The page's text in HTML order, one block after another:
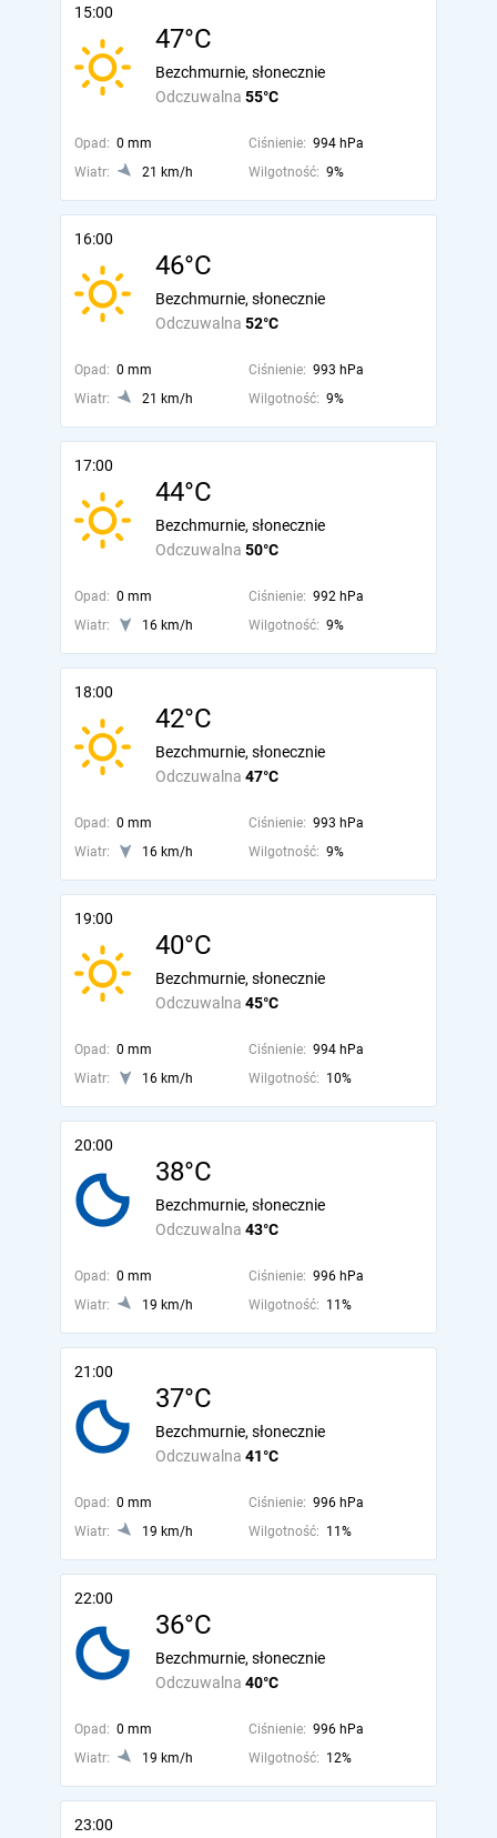
15:00
47°C
Odczuwalna 55°C
Bezchmurnie, słonecznie
Opad: 0 mm Ciśnienie: 994 hPa
Wiatr:
21 km/h Wilgotność: 9%
16:00
46°C
Odczuwalna 52°C
Bezchmurnie, słonecznie
Opad: 0 mm Ciśnienie: 993 hPa
Wiatr:
21 km/h Wilgotność: 9%
17:00
44°C
Odczuwalna 50°C
Bezchmurnie, słonecznie
Opad: 0 mm Ciśnienie: 992 hPa
Wiatr:
16 km/h Wilgotność: 9%
18:00
42°C
Odczuwalna 47°C
Bezchmurnie, słonecznie
Opad: 0 mm Ciśnienie: 993 hPa
Wiatr:
16 km/h Wilgotność: 9%
19:00
40°C
Odczuwalna 45°C
Bezchmurnie, słonecznie
Opad: 0 mm Ciśnienie: 994 hPa
Wiatr:
16 km/h Wilgotność: 10%
20:00
38°C
Odczuwalna 43°C
Bezchmurnie, słonecznie
Opad: 0 mm Ciśnienie: 996 hPa
Wiatr:
19 km/h Wilgotność: 11%
21:00
37°C
Odczuwalna 41°C
Bezchmurnie, słonecznie
Opad: 0 mm Ciśnienie: 996 hPa
Wiatr:
19 km/h Wilgotność: 11%
22:00
36°C
Odczuwalna 40°C
Bezchmurnie, słonecznie
Opad: 0 mm Ciśnienie: 996 hPa
Wiatr:
19 km/h Wilgotność: 12%
23:00